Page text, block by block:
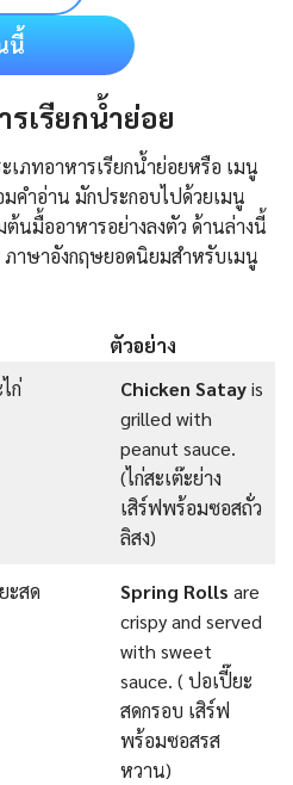
นี้
เรียกน้ำย่อย
ภทอาหารเรียกน้ำย่อยหรือ เมนู
คำอ่าน มักประกอบไปด้วยเมนู
นมื้ออาหารอย่างลงตัว ด้านล่างนี้
าษาอังกฤษยอดนิยมสำหรับเมนู
ตัวอย่าง
ก่ Chicken Satayis
grilled with
peanut sauce.
(ไก่สะเต๊ะย่าง
เสิร์ฟพร้อมซอสถั่ว
ลิสง)
ะสด Spring Rolls are
crispy and served
with sweet
sauce. ( ปอเปี๊ยะ
สดกรอบ เสิร์ฟ
พร้อมซอสรส
หวาน)